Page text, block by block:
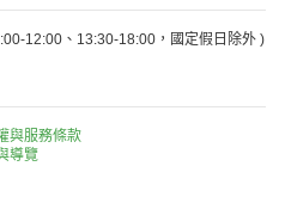
12:00、13:30-18:00，國定假日除外 )
與服務條款
導覽